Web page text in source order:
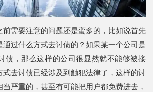
前需要注意的问题还是蛮多的，比如说首先
通过什么方式去讨债的？如果某一个公司是
债，那么这样的公司很显然就不能够被接
式去讨债已经涉及到触犯法律了，这样的讨
严重的，甚至有可能把用户都免费进去，